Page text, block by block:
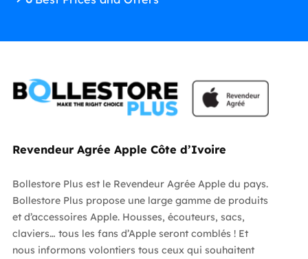
Revendeur Agrée Apple Côte d’Ivoire
Bollestore Plus est le Revendeur Agrée Apple du pays.
Bollestore Plus propose une large gamme de produits
et d’accessoires Apple. Housses, écouteurs, sacs,
claviers… tous les fans d’Apple seront comblés ! Et
nous informons volontiers tous ceux qui souhaitent